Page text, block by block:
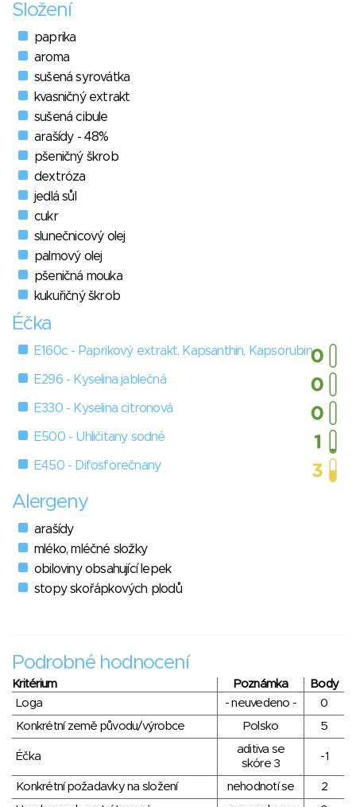
Složení
paprika
aroma
sušená syrovátka
kvasničný extrakt
sušená cibule
arašídy - 48%
pšeničný škrob
dextróza
jedlá sůl
cukr
slunečnicový olej
palmový olej
pšeničná mouka
kukuřičný škrob
Éčka
E160c - Paprikový extrakt, Kapsanthin, Kapsorubin
E296 - Kyselina jablečná
E330 - Kyselina citronová
E500 - Uhličitany sodné
E450 - Difosforečnany
Alergeny
arašídy
mléko, mléčné složky
obiloviny obsahující lepek
stopy skořápkových plodů
Podrobné hodnocení
Kritérium Poznámka
Body
Loga
- neuvedeno -
0
Konkrétní země původu/výrobce
Polsko 5
Éčka
aditiva se
skóre 3
-1
Konkrétní požadavky na složení nehodnotí se
2